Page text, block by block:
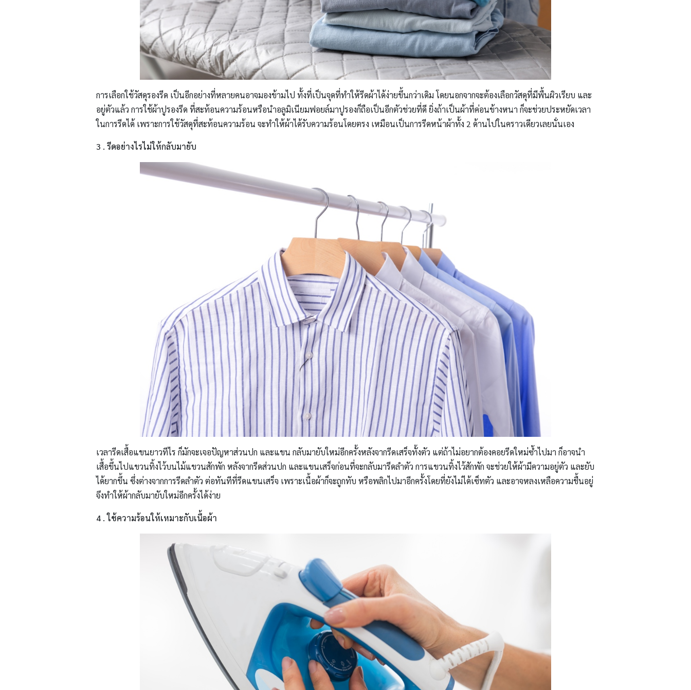
การเลือกใช้วัสดุรองรีด เป็นอีกอย่างที่หลายคนอาจมองข้ามไป ทั้งที่เป็นจุดที่ทำให้รีดผ้าได้ง่ายขึ้นกว่าเดิม โดยนอกจากจะต้องเลือกวัสดุที่มีพื้นผิวเรียบ และ
อยู่ตัวแล้ว การใช้ผ้าปูรองรีด ที่สะท้อนความร้อนหรือนำอลูมิเนียมฟอยล์มาปูรองก็ถือเป็นอีกตัวช่วยที่ดี ยิ่งถ้าเป็นผ้าที่ค่อนข้างหนา ก็จะช่วยประหยัดเวลา
ในการรีดได้ เพราะการใช้วัสดุที่สะท้อนความร้อน จะทำให้ผ้าได้รับความร้อนโดยตรง เหมือนเป็นการรีดหน้าผ้าทั้ง 2 ด้านไปในคราวเดียวเลยนั่นเอง
3 . รีดอย่างไรไม่ให้กลับมายับ
เวลารีดเสื้อแขนยาวทีไร ก็มักจะเจอปัญหาส่วนปก และแขน กลับมายับใหม่อีกครั้งหลังจากรีดเสร็จทั้งตัว แต่ถ้าไม่อยากต้องคอยรีดใหม่ซ้ำไปมา ก็อาจนำ
เสื้อขึ้นไปแขวนทิ้งไว้บนไม้แขวนสักพัก หลังจากรีดส่วนปก และแขนเสร็จก่อนที่จะกลับมารีดลำตัว การแขวนทิ้งไว้สักพัก จะช่วยให้ผ้ามีความอยู่ตัว และยับ
ได้ยากขึ้น ซึ่งต่างจากการรีดลำตัว ต่อทันทีที่รีดแขนเสร็จ เพราะเนื้อผ้าก็จะถูกทับ หรือพลิกไปมาอีกครั้งโดยที่ยังไม่ได้เซ็ทตัว และอาจหลงเหลือความชื้นอยู่
จึงทำให้ผ้ากลับมายับใหม่อีกครั้งได้ง่าย
4 . ใช้ความร้อนให้เหมาะกับเนื้อผ้า